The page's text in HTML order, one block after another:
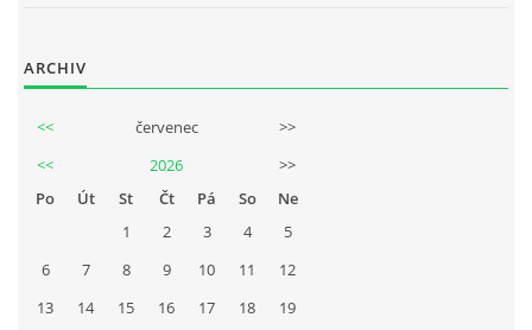
ARCHIV
<< červenec
>>
<<
2026
>>
Po
Út St Čt Pá So
Ne
1
2 3 4
5
6
7 8 9 10 11
12
13
14 15 16 17 18
19